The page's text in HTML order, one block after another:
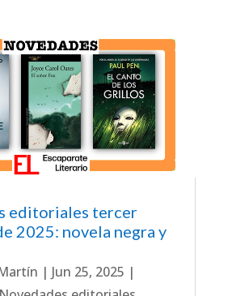
editoriales tercer
2025: novela negra y
| Jun 25, 2025 |